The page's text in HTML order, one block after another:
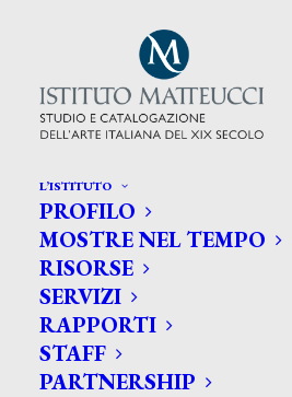
L’ISTITUTO
PROFILO
MOSTRE NEL TEMPO
RISORSE
SERVIZI
RAPPORTI
STAFF
PARTNERSHIP
CERCA TRA GLI ARTISTI:
Search
for: